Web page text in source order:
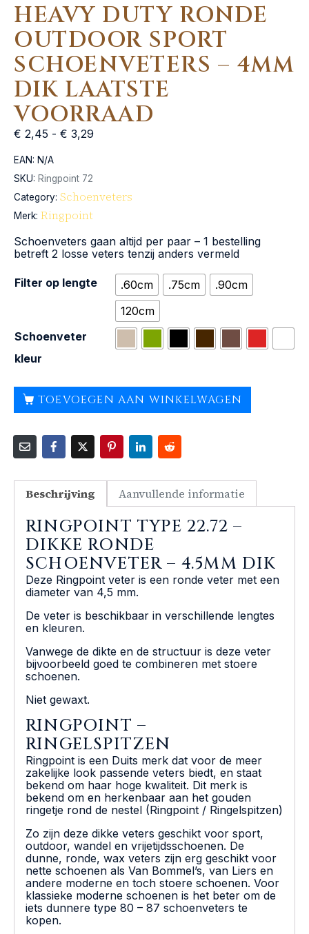
HEAVY DUTY RONDE
OUTDOOR SPORT
SCHOENVETERS – 4MM
DIK LAATSTE
VOORRAAD
€ 2,45 - € 3,29
EAN: N/A
SKU: Ringpoint 72
Category: Schoenveters
Merk: Ringpoint
Schoenveters gaan altijd per paar – 1 bestelling
betreft 2 losse veters tenzij anders vermeld
Filter op lengte .60cm .75cm
.90cm
120cm
Schoenveter
kleur
TOEVOEGEN AAN WINKELWAGEN
Beschrijving Aanvullende informatie
RINGPOINT TYPE 22.72 –
DIKKE RONDE
SCHOENVETER – 4.5MM DIK
Deze Ringpoint veter is een ronde veter met een
diameter van 4,5 mm.
De veter is beschikbaar in verschillende lengtes
en kleuren.
Vanwege de dikte en de structuur is deze veter
bijvoorbeeld goed te combineren met stoere
schoenen.
Niet gewaxt.
RINGPOINT –
RINGELSPITZEN
Ringpoint is een Duits merk dat voor de meer
zakelijke look passende veters biedt, en staat
bekend om haar hoge kwaliteit. Dit merk is
bekend om en herkenbaar aan het gouden
ringetje rond de nestel (Ringpoint / Ringelspitzen)
Zo zijn deze dikke veters geschikt voor sport,
outdoor, wandel en vrijetijdsschoenen. De
dunne, ronde, wax veters zijn erg geschikt voor
nette schoenen als Van Bommel’s, van Liers en
andere moderne en toch stoere schoenen. Voor
klassieke moderne schoenen is het beter om de
iets dunnere type 80 – 87 schoenveters te
kopen.